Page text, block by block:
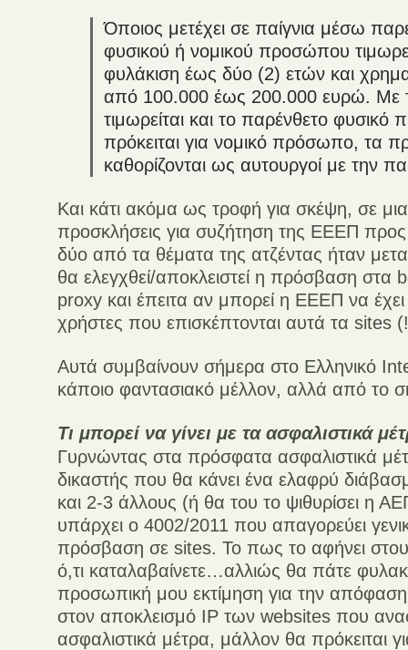
Όποιος μετέχει σε παίγνια μέσω
φυσικού ή νομικού προσώπου
φυλάκιση έως δύο (2) ετών και
από 100.000 έως 200.000 ευρώ. Με
τιμωρείται και το παρένθετο
πρόκειται για νομικό πρόσωπο, τα
καθορίζονται ως αυτουργοί με την
Και κάτι ακόμα ως τροφή για σκέψη, σε
προσκλήσεις για συζήτηση της ΕΕΕΠ
δύο από τα θέματα της ατζέντας ήταν
θα ελεγχθεί/αποκλειστεί η πρόσβαση
proxy και έπειτα αν μπορεί η ΕΕΕΠ να έχει
χρήστες που επισκέπτονται αυτά τα sites
Αυτά συμβαίνουν σήμερα στο Ελληνικό
κάποιο φαντασιακό μέλλον, αλλά από το
Τι μπορεί να γίνει με τα ασφαλιστικά
Γυρνώντας στα πρόσφατα ασφαλιστικά
δικαστής που θα κάνει ένα ελαφρύ
και 2-3 άλλους (ή θα του το ψιθυρίσει η
υπάρχει ο 4002/2011 που απαγορεύει
πρόσβαση σε sites. Το πως το αφήνει
ό,τι καταλαβαίνετε…αλλιώς θα πάτε
προσωπική μου εκτίμηση για την απόφαση
στον αποκλεισμό IP των websites που
ασφαλιστικά μέτρα, μάλλον θα πρόκειται